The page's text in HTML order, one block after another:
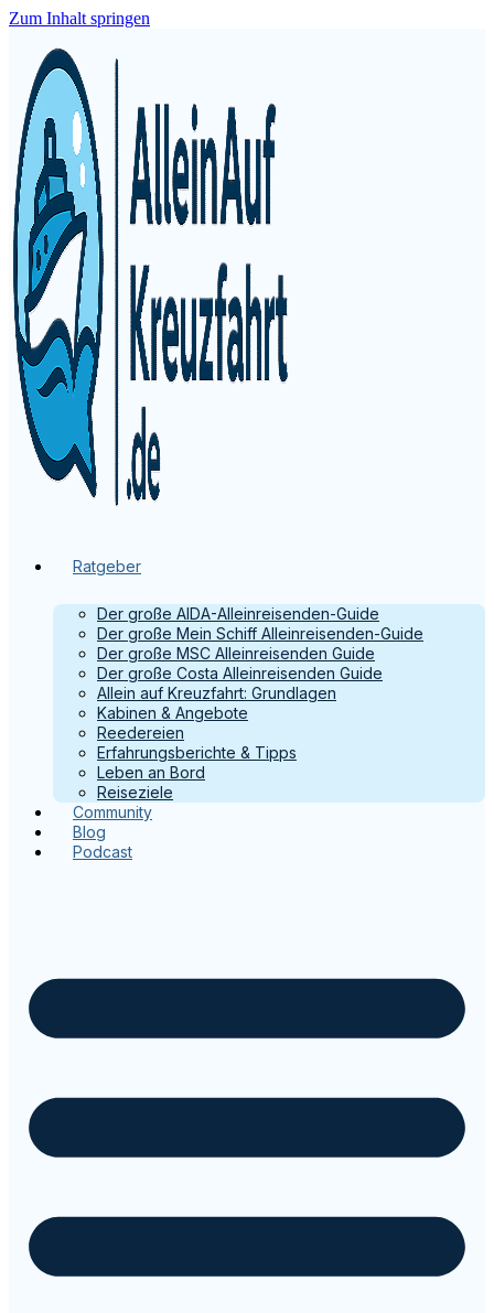
Zum Inhalt springen
Ratgeber
Der große AIDA-Alleinreisenden-Guide
Der große Mein Schiff Alleinreisenden-Guide
Der große MSC Alleinreisenden Guide
Der große Costa Alleinreisenden Guide
Allein auf Kreuzfahrt: Grundlagen
Kabinen & Angebote
Reedereien
Erfahrungsberichte & Tipps
Leben an Bord
Reiseziele
Community
Blog
Podcast